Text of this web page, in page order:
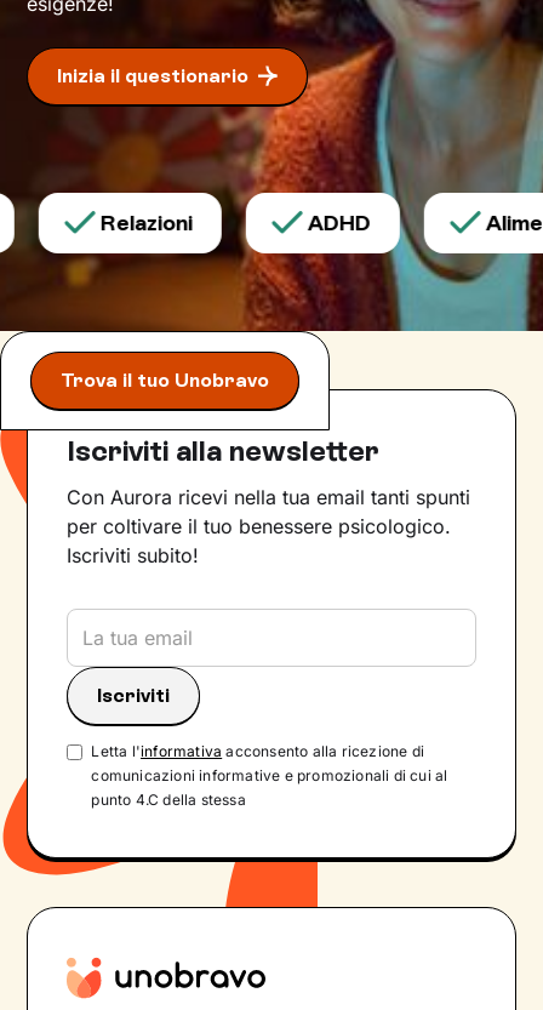
Inizia il questionario
Relazioni ADHD
Trova il tuo Unobravo
Iscriviti alla newsletter
Con Aurora ricevi nella tua email tanti spunti
per coltivare il tuo benessere psicologico.
Iscriviti subito!
Letta l'informativa acconsento alla ricezione di
comunicazioni informative e promozionali di cui al
punto 4.C della stessa